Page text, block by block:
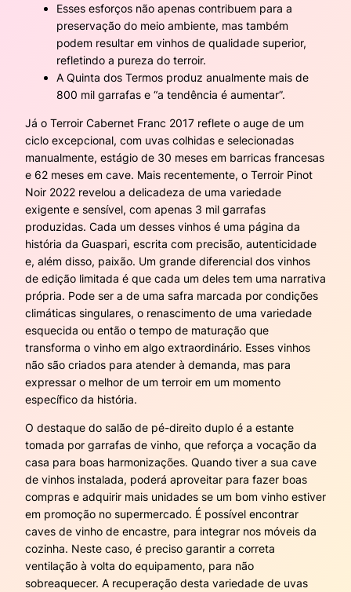
Esses esforços não apenas contribuem para a
preservação do meio ambiente, mas também
podem resultar em vinhos de qualidade superior,
refletindo a pureza do terroir.
A Quinta dos Termos produz anualmente mais de
800 mil garrafas e “a tendência é aumentar”.
Já o Terroir Cabernet Franc 2017 reflete o auge de um
ciclo excepcional, com uvas colhidas e selecionadas
manualmente, estágio de 30 meses em barricas francesas
e 62 meses em cave. Mais recentemente, o Terroir Pinot
Noir 2022 revelou a delicadeza de uma variedade
exigente e sensível, com apenas 3 mil garrafas
produzidas. Cada um desses vinhos é uma página da
história da Guaspari, escrita com precisão, autenticidade
e, além disso, paixão. Um grande diferencial dos vinhos
de edição limitada é que cada um deles tem uma narrativa
própria. Pode ser a de uma safra marcada por condições
climáticas singulares, o renascimento de uma variedade
esquecida ou então o tempo de maturação que
transforma o vinho em algo extraordinário. Esses vinhos
não são criados para atender à demanda, mas para
expressar o melhor de um terroir em um momento
específico da história.
O destaque do salão de pé-direito duplo é a estante
tomada por garrafas de vinho, que reforça a vocação da
casa para boas harmonizações. Quando tiver a sua cave
de vinhos instalada, poderá aproveitar para fazer boas
compras e adquirir mais unidades se um bom vinho estiver
em promoção no supermercado. É possível encontrar
caves de vinho de encastre, para integrar nos móveis da
cozinha. Neste caso, é preciso garantir a correta
ventilação à volta do equipamento, para não
sobreaquecer. A recuperação desta variedade de uvas